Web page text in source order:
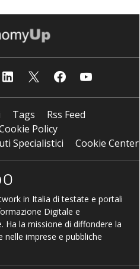
Tags
Rss Feed
Policy
Specialistici
Cookie Center
in Italia di testate e portali
Digitale e
Ha la missione di diffondere la
imprese e pubbliche